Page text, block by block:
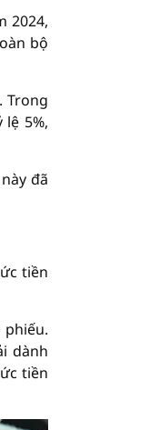
2024,
bộ
Trong
5%,
đã
tiền
dành
tiền